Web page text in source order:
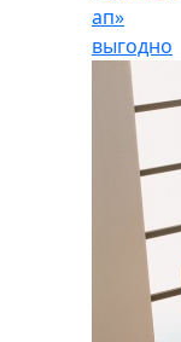
ап»
выгодно